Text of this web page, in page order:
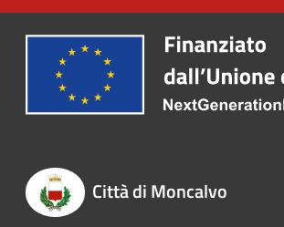
Città di Moncalvo